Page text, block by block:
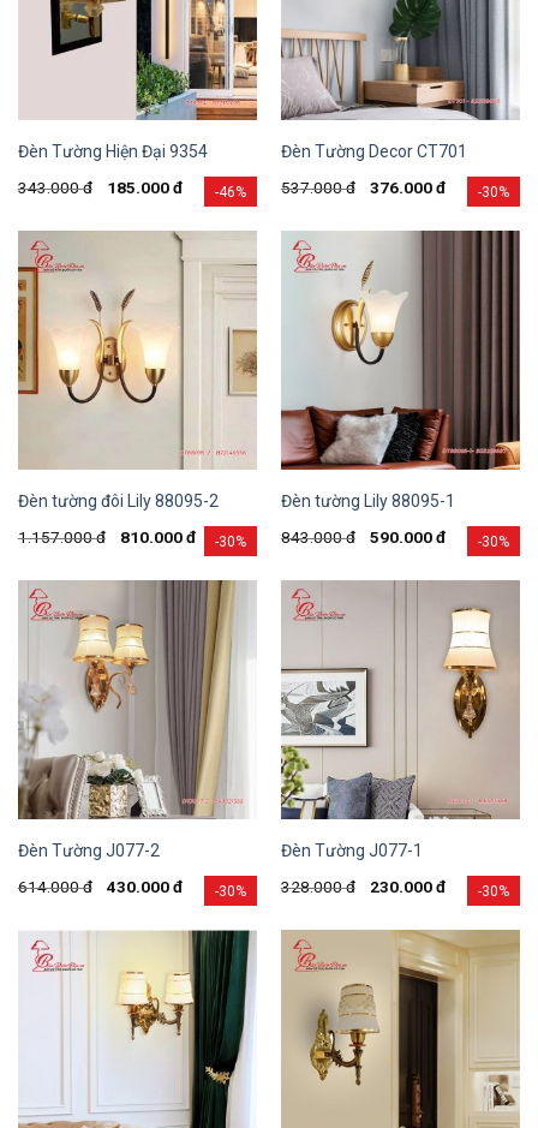
-46%
Đèn Tường Hiện Đại 9354
343.000đ 185.000đ -30%
Đèn Tường Decor CT701
537.000đ 376.000đ
-30%
Đèn tường đôi Lily 88095-2
1.157.000đ 810.000đ -30%
Đèn tường Lily 88095-1
843.000đ 590.000đ
-30%
Đèn Tường J077-2
614.000đ 430.000đ -30%
Đèn Tường J077-1
328.000đ 230.000đ